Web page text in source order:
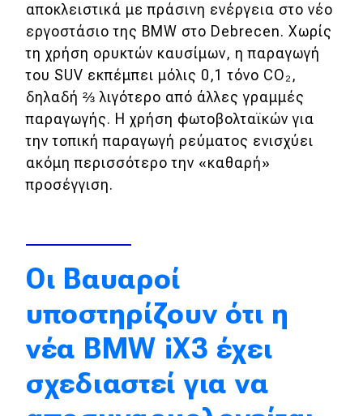
Ασφάλεια
Αγορά
Απόψεις
Test Drive
Δοκιμή
Formula 1
Motorsport
αποκλειστικά με πράσινη ενέργεια στο νέο
εργοστάσιο της BMW στο Debrecen. Χωρίς
τη χρήση ορυκτών καυσίμων, η παραγωγή
του SUV εκπέμπει μόλις 0,1 τόνο CO₂,
δηλαδή ⅔ λιγότερο από άλλες γραμμές
παραγωγής. Η χρήση φωτοβολταϊκών για
την τοπική παραγωγή ρεύματος ενισχύει
ακόμη περισσότερο την «καθαρή»
προσέγγιση.
Οι Βαυαροί
υποστηρίζουν ότι η
νέα BMW iX3 έχει
σχεδιαστεί για να